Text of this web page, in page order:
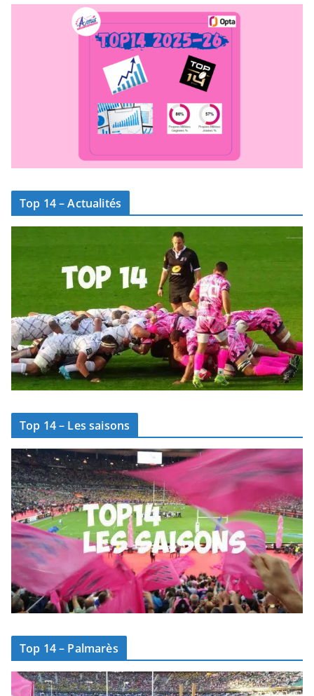
Top 14 – Actualités
Top 14 – Les saisons
Top 14 – Palmarès